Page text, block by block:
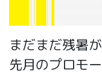
まだまだ残暑
先月のプロモ